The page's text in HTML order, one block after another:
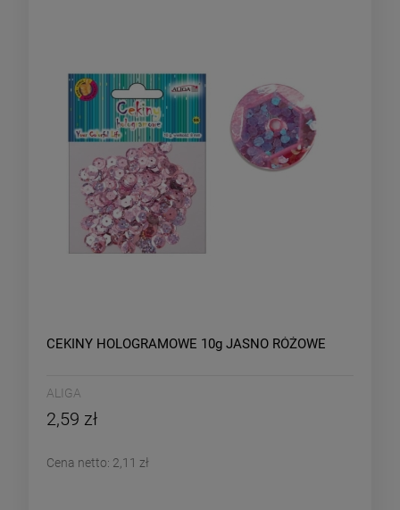
CEKINY HOLOGRAMOWE 10g JASNO RÓŻOWE
ALIGA
2,59 zł
Cena netto: 2,11 zł